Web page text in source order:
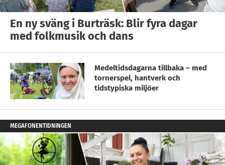
En ny sväng i Burträsk: Blir fyra dagar
med folkmusik och dans
Medeltidsdagarna tillbaka – med
tornerspel, hantverk och
tidstypiska miljöer
MEGAFONENTIDNINGEN